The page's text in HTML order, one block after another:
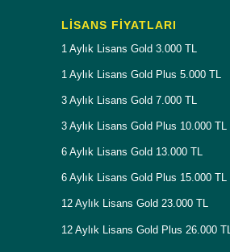
LISANS FIYATLARI
1 Aylık Lisans Gold 3.000 TL
1 Aylık Lisans Gold Plus 5.000 TL
3 Aylık Lisans Gold 7.000 TL
3 Aylık Lisans Gold Plus 10.000 TL
6 Aylık Lisans Gold 13.000 TL
6 Aylık Lisans Gold Plus 15.000 TL
12 Aylık Lisans Gold 23.000 TL
12 Aylık Lisans Gold Plus 26.000 TL